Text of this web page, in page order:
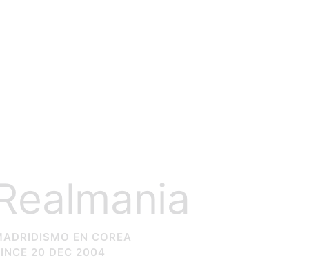
EN COREA
20 DEC 2004